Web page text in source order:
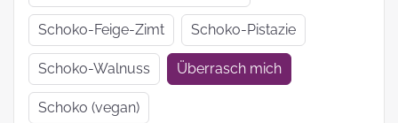
Schoko-Feige-Zimt Schoko-Pistazie
Schoko-Walnuss Überrasch mich
Schoko (vegan)